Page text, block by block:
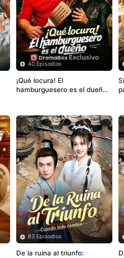
40 Episodios
¡Qué locura! El
hamburguesero es el dueño
83 Episodios
De la ruina al triunfo: